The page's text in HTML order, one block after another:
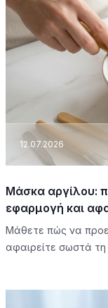
12.07.2026
Μάσκα αργίλου:
εφαρμογή και
Μάθετε πώς να
αφαιρείτε σωστά